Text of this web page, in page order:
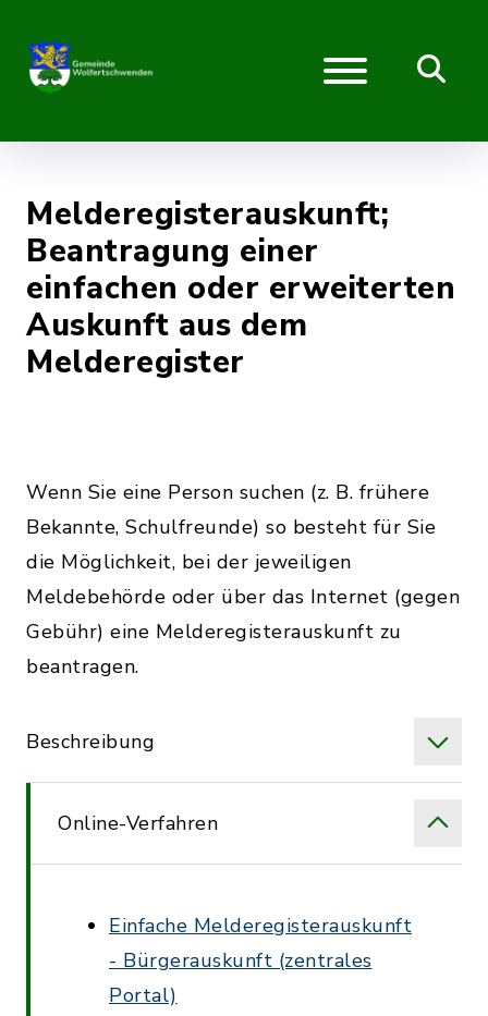
Melderegisterauskunft;
Beantragung einer
einfachen oder erweiterten
Auskunft aus dem
Melderegister
Wenn Sie eine Person suchen (z. B. frühere
Bekannte, Schulfreunde) so besteht für Sie
die Möglichkeit, bei der jeweiligen
Meldebehörde oder über das Internet (gegen
Gebühr) eine Melderegisterauskunft zu
beantragen.
Beschreibung
Online-Verfahren
Einfache Melderegisterauskunft
- Bürgerauskunft (zentrales
Portal)